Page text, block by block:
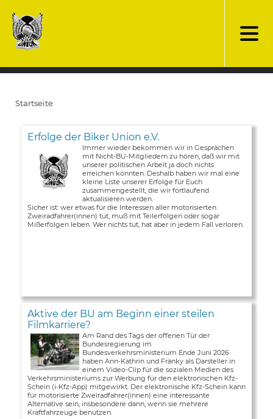
zum
Inhalt
Startseite
Erfolge der Biker Union e.V.
Immer wieder bekommen wir in Gesprächen
mit Nicht-BU-Mitgliedern zu hören, daß wir mit
unserer politischen Arbeit ja doch nichts
erreichen könnten. Deshalb haben wir mal eine
kleine Liste unserer Erfolge für Euch
zusammengestellt, die wir fortlaufend
aktualisieren werden.
Sicher ist: wer etwas für die Interessen aller motorisierten
Zweiradfahrer(innen) tut, muß mit Teilerfolgen oder sogar
Mißerfolgen leben. Wer nichts tut, hat aber in jedem Fall verloren.
Aktive der BU am Beginn einer steilen
Filmkarriere?
Am Rand des Tags der offenen Tür der
Bundesregierung im
Bundesverkehrsministerium Ende Juni 2026
haben Ann-Kathrin und Fränky als Darsteller in
einem Video-Clip für die sozialen Medien des
Verkehrsministeriums zur Werbung für den elektronischen Kfz-
Schein (i-Kfz-App) mitgewirkt. Der elektronische Kfz-Schein kann
für motorisierte Zweiradfahrer(innen) eine interessante
Alternative sein, insbesondere dann, wenn sie mehrere
Kraftfahrzeuge benutzen.